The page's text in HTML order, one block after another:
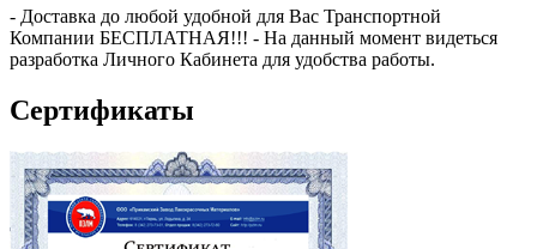
- Доставка до любой удобной для Вас Транспортной
Компании БЕСПЛАТНАЯ!!! - На данный момент видеться
разработка Личного Кабинета для удобства работы.
Сертификаты